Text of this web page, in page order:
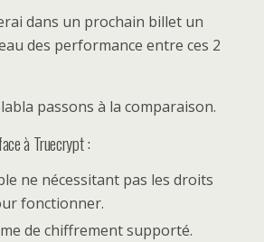
dans un prochain billet un
des performance entre ces 2
passons à la comparaison.
à Truecrypt :
ne nécessitant pas les droits
fonctionner.
de chiffrement supporté.